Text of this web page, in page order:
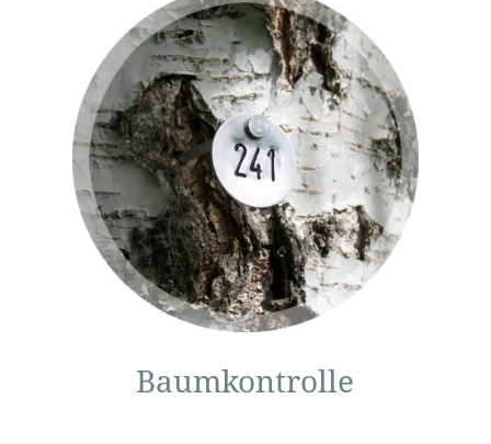
Beurteilung
von Bäumen
auf ihre
Bruch-und
Standsicherheit
mit
Empfehlungen
von Maßnahmen
Baumkontrolle